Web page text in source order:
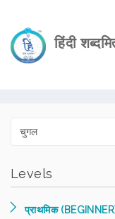
हिंदी
Levels
प्राथमिक